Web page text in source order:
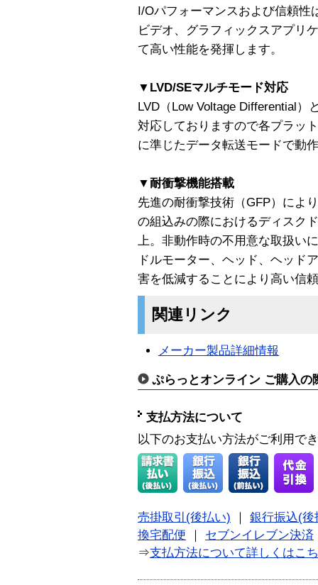
I/Oパフォーマンスおよび信頼性
ビデオ、グラフィックスアプリ
て高い性能を発揮します。
▼LVD/SEマルチモード対応
LVD（Low Voltage Differential）
対応しておりますので各プラッ
に準じたデータ転送モードで動
▼耐衝撃機能搭載
先進の耐衝撃技術（GFP）によ
の組込みの際におけるディスク
上。非動作時の不用意な取扱い
ドルモーター、ヘッド、ヘッド
害を低減することにより高い信
関連リンク
メーカー製品詳細情報
ぷらっとオンライン ご購入の
支払方法について
以下のお支払い方法がご利用で
売掛取引(後払い)
銀行振込(後
換宅配便
セブンイレブン決済
⇒支払方法について詳しくはこ